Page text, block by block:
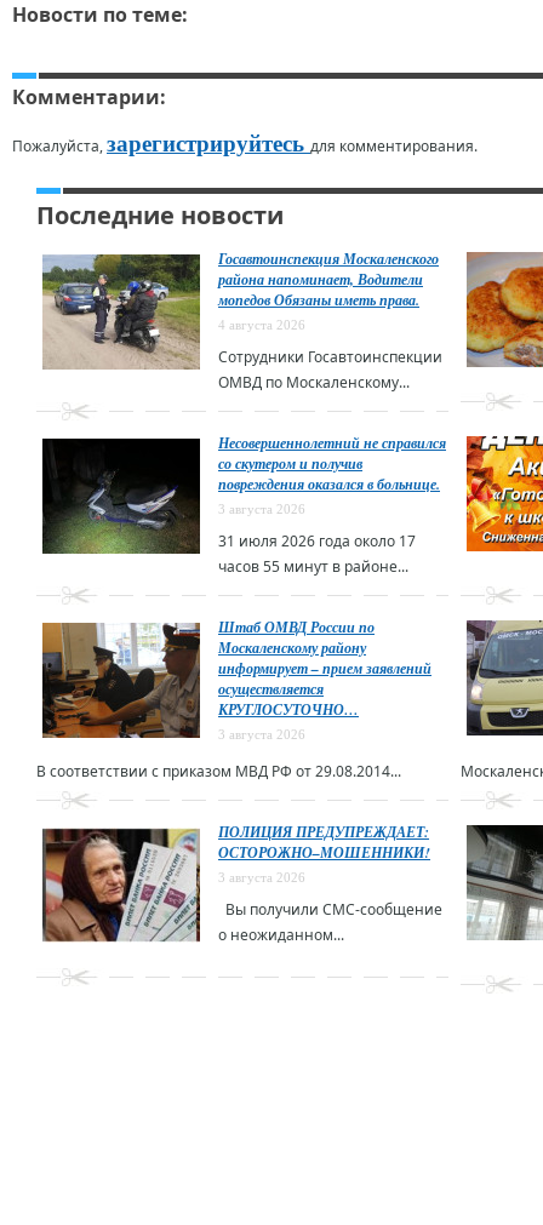
Новости по теме:
Комментарии:
Пожалуйста,зарегистрируйтесь для комментирования.
Последние новости
Госавтоинспекция Москаленского
района напоминает, Водители
мопедов Обязаны иметь права.
4 августа 2026
Сотрудники Госавтоинспекции
ОМВД по Москаленскому...
Несовершеннолетний не справился
со скутером и получив
повреждения оказался в больнице.
3 августа 2026
31 июля 2026 года около 17
часов 55 минут в районе...
Штаб ОМВД России по
Москаленскому району
информирует – прием заявлений
осуществляется
КРУГЛОСУТОЧНО…
3 августа 2026
В соответствии с приказом МВД РФ от 29.08.2014...
ПОЛИЦИЯ ПРЕДУПРЕЖДАЕТ:
ОСТОРОЖНО–МОШЕННИКИ!
3 августа 2026
Вы получили СМС-сообщение
о неожиданном...